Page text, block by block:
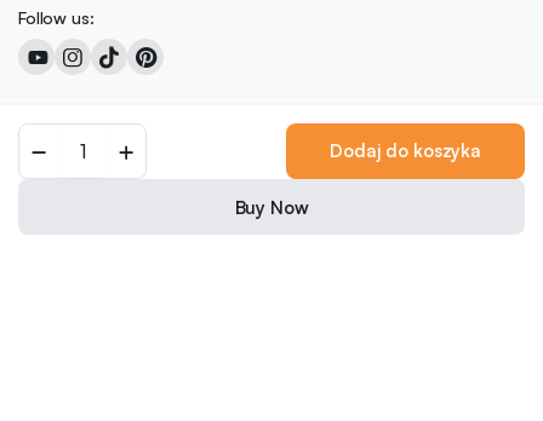
Dodaj do koszyka
Buy Now
Follow us:
Copyright 2026 © Colored Caramel
We accept:
0